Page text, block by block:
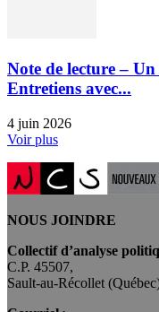
Note de lecture –
Entretiens avec...
4 juin 2026
Voir plus
NOUS JOINDRE
Collectif d’analyse
C.P. 45507,
Sault-au-Récollet